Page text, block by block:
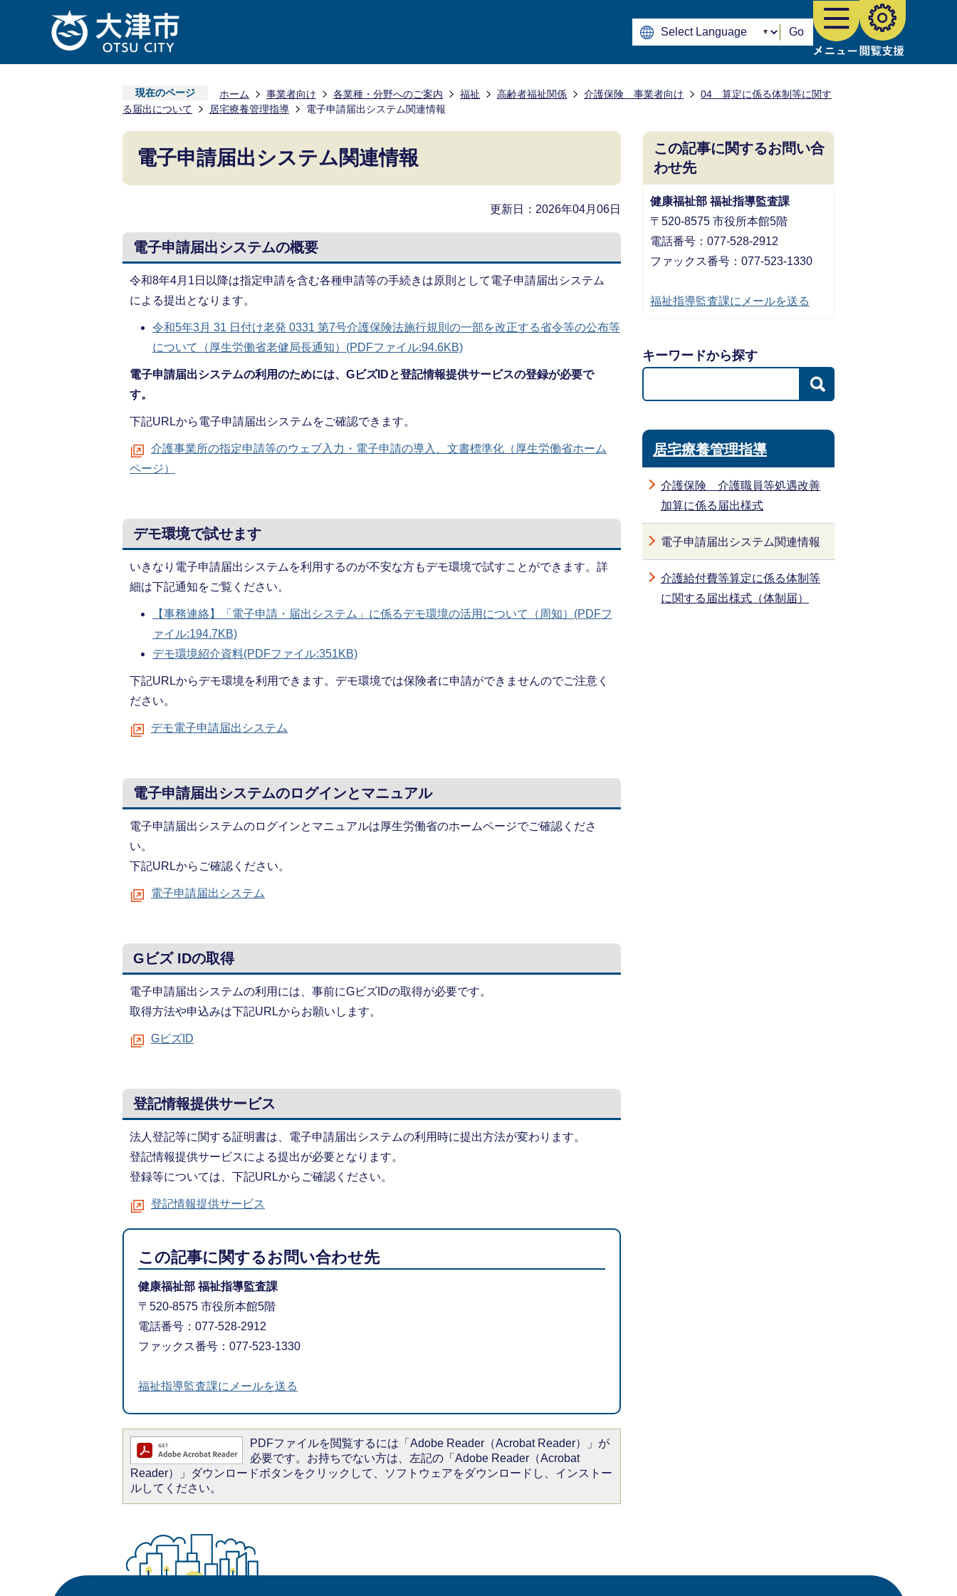
Go
現在のページ ホーム 事業者向け 各業種・分野へのご案内 福祉 高齢者福祉関係 介護保険 事業者向け
04 算定に係る体制等に関す
る届出について
居宅療養管理指導 電子申請届出システム関連情報
電子申請届出システム関連情報
更新日：2026年04月06日
電子申請届出システムの概要
令和8年4月1日以降は指定申請を含む各種申請等の手続きは原則として電子申請届出システム
による提出となります。
令和5年3月 31 日付け老発 0331 第7号介護保険法施行規則の一部を改正する省令等の公布等
について（厚生労働省老健局長通知）(PDFファイル:94.6KB)
電子申請届出システムの利用のためには、GビズIDと登記情報提供サービスの登録が必要で
す。
下記URLから電子申請届出システムをご確認できます。
介護事業所の指定申請等のウェブ⼊⼒・電⼦申請の導⼊、文書標準化（厚生労働省ホーム
ページ）
デモ環境で試せます
いきなり電子申請届出システムを利用するのが不安な方もデモ環境で試すことができます。詳
細は下記通知をご覧ください。
【事務連絡】「電子申請・届出システム」に係るデモ環境の活用について（周知）(PDFフ
ァイル:194.7KB)
デモ環境紹介資料(PDFファイル:351KB)
下記URLからデモ環境を利用できます。デモ環境では保険者に申請ができませんのでご注意く
ださい。
デモ電子申請届出システム
電子申請届出システムのログインとマニュアル
電子申請届出システムのログインとマニュアルは厚生労働省のホームページでご確認くださ
い。
下記URLからご確認ください。
電子申請届出システム
Gビズ IDの取得
電子申請届出システムの利用には、事前にGビズIDの取得が必要です。
取得方法や申込みは下記URLからお願いします。
GビズID
登記情報提供サービス
法人登記等に関する証明書は、電子申請届出システムの利用時に提出方法が変わります。
登記情報提供サービスによる提出が必要となります。
登録等については、下記URLからご確認ください。
登記情報提供サービス
この記事に関するお問い合わせ先
健康福祉部 福祉指導監査課
〒520-8575 市役所本館5階
電話番号：077-528-2912
ファックス番号：077-523-1330
福祉指導監査課にメールを送る
PDFファイルを閲覧するには「Adobe Reader（Acrobat Reader）」が
必要です。お持ちでない方は、左記の「Adobe Reader（Acrobat
Reader）」ダウンロードボタンをクリックして、ソフトウェアをダウンロードし、インストー
ルしてください。
この記事に関するお問い合
わせ先
健康福祉部 福祉指導監査課
〒520-8575 市役所本館5階
電話番号：077-528-2912
ファックス番号：077-523-1330
福祉指導監査課にメールを送る
キーワードから探す
居宅療養管理指導
介護保険 介護職員等処遇改善
加算に係る届出様式
電子申請届出システム関連情報
介護給付費等算定に係る体制等
に関する届出様式（体制届）